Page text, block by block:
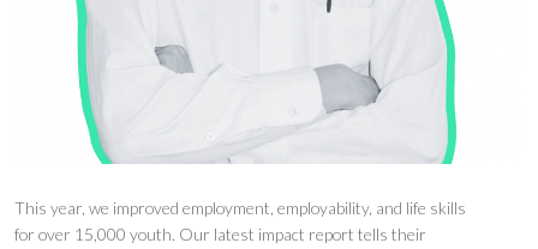
This year, we improved employment, employability, and life skills
for over 15,000 youth. Our latest impact report tells their